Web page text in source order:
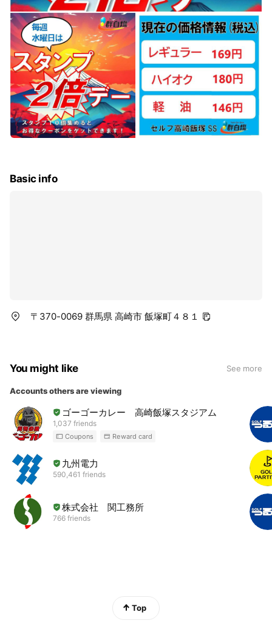
Basic info
〒370-0069 群馬県 高崎市 飯塚町４８１
You might like See more
Accounts others are viewing
ゴーゴーカレー 高崎飯塚スタジアム
1,037 friends
Coupons Reward card
九州電力
590,461 friends
株式会社 関工務所
766 friends
Top